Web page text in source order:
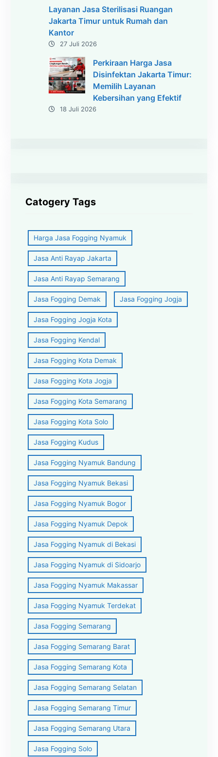
Layanan Jasa Sterilisasi Ruangan
Jakarta Timur untuk Rumah dan
Kantor
27 Juli 2026
Perkiraan Harga Jasa
Disinfektan Jakarta Timur:
Memilih Layanan
Kebersihan yang Efektif
18 Juli 2026
Catogery Tags
Harga Jasa Fogging Nyamuk
Jasa Anti Rayap Jakarta
Jasa Anti Rayap Semarang
Jasa Fogging Demak Jasa Fogging Jogja
Jasa Fogging Jogja Kota
Jasa Fogging Kendal
Jasa Fogging Kota Demak
Jasa Fogging Kota Jogja
Jasa Fogging Kota Semarang
Jasa Fogging Kota Solo
Jasa Fogging Kudus
Jasa Fogging Nyamuk Bandung
Jasa Fogging Nyamuk Bekasi
Jasa Fogging Nyamuk Bogor
Jasa Fogging Nyamuk Depok
Jasa Fogging Nyamuk di Bekasi
Jasa Fogging Nyamuk di Sidoarjo
Jasa Fogging Nyamuk Makassar
Jasa Fogging Nyamuk Terdekat
Jasa Fogging Semarang
Jasa Fogging Semarang Barat
Jasa Fogging Semarang Kota
Jasa Fogging Semarang Selatan
Jasa Fogging Semarang Timur
Jasa Fogging Semarang Utara
Jasa Fogging Solo